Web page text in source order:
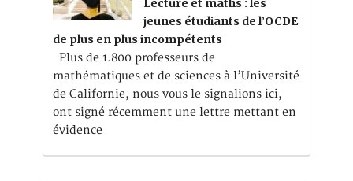
Lecture et maths : les
jeunes étudiants de l’OCDE
de plus en plus incompétents
Plus de 1.800 professeurs de
mathématiques et de sciences à l’Université
de Californie, nous vous le signalions ici,
ont signé récemment une lettre mettant en
évidence